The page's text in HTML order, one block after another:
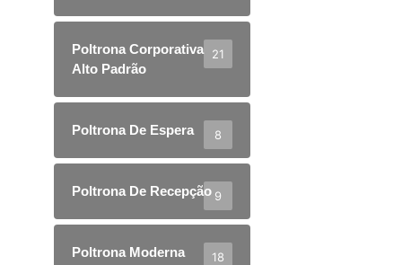
Poltrona Corporativa
Alto Padrão
21
Poltrona De Espera 8
Poltrona De Recepção 9
Poltrona Moderna 18